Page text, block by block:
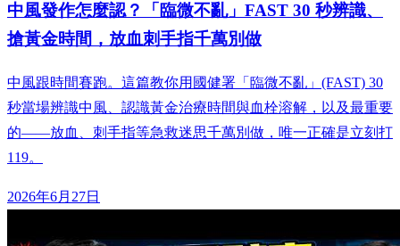
中風發作怎麼認？「臨微不亂」FAST 30 秒辨識、
搶黃金時間，放血刺手指千萬別做
中風跟時間賽跑。這篇教你用國健署「臨微不亂」(FAST) 30
秒當場辨識中風、認識黃金治療時間與血栓溶解，以及最重要
的——放血、刺手指等急救迷思千萬別做，唯一正確是立刻打
119。
2026年6月27日